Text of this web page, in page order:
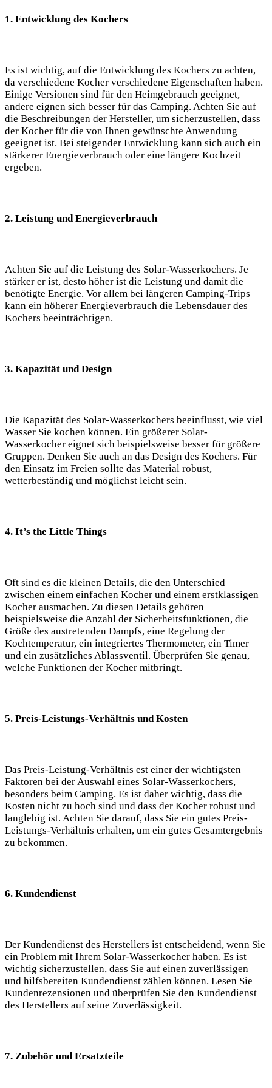
1. Entwicklung des ‍Kochers
Es ist wichtig,‍ auf ‍die Entwicklung des ⁢Kochers⁣ zu achten,
da verschiedene Kocher verschiedene Eigenschaften⁤ haben.
Einige Versionen sind für den Heimgebrauch geeignet,
andere eignen sich besser für das Camping. Achten Sie​ auf
die Beschreibungen der Hersteller, um sicherzustellen, dass
‍der Kocher für die von Ihnen gewünschte‌ Anwendung
geeignet ist. Bei steigender Entwicklung kann ⁤sich auch ein
stärkerer Energieverbrauch oder eine längere Kochzeit
ergeben.
2.⁣ Leistung⁤ und ​Energieverbrauch
Achten Sie⁢ auf die Leistung des Solar-Wasserkochers. Je
stärker er ist, desto ‍höher ist die Leistung und damit die
benötigte Energie. Vor allem bei längeren Camping-Trips⁤
kann ein⁤ höherer Energieverbrauch⁢ die Lebensdauer des
Kochers beeinträchtigen.
3.‍ Kapazität ​und Design
Die Kapazität des Solar-Wasserkochers beeinflusst, wie viel​
Wasser Sie kochen können. Ein größerer Solar-
Wasserkocher eignet sich beispielsweise besser für größere
Gruppen. Denken Sie auch an das Design des Kochers. Für
den⁢ Einsatz im Freien⁤ sollte das Material⁢ robust,
wetterbeständig und möglichst leicht‍ sein.
4. It’s the Little Things
Oft sind es die⁢ kleinen Details, ⁤die den ‍Unterschied
zwischen ⁤einem einfachen Kocher⁣ und‍ einem erstklassigen
Kocher ausmachen. Zu diesen Details gehören
beispielsweise die Anzahl ‍der Sicherheitsfunktionen, die
Größe des austretenden Dampfs, eine Regelung der
Kochtemperatur, ein integriertes Thermometer, ein‌ Timer
und ein zusätzliches Ablassventil. Überprüfen Sie genau,
welche Funktionen der Kocher mitbringt.
5. Preis-Leistungs-Verhältnis und Kosten
Das ⁤Preis-Leistung-Verhältnis est einer der⁣ wichtigsten
Faktoren bei der‍ Auswahl⁤ eines Solar-Wasserkochers,
besonders beim Camping. Es ist daher wichtig, dass die
Kosten nicht zu hoch sind und dass der Kocher robust und
langlebig ist. Achten Sie darauf, dass Sie ein‍ gutes Preis-
Leistungs-Verhältnis erhalten, um⁣ ein gutes Gesamtergebnis
zu bekommen.
6. Kundendienst
Der Kundendienst des ⁣Herstellers ist entscheidend, wenn Sie
ein ⁢Problem mit Ihrem Solar-Wasserkocher haben. Es ist
‍wichtig sicherzustellen, dass Sie auf einen​ zuverlässigen
und hilfsbereiten Kundendienst zählen können. Lesen Sie
Kundenrezensionen und überprüfen Sie den Kundendienst
des Herstellers auf seine Zuverlässigkeit.
7. Zubehör und⁤ Ersatzteile